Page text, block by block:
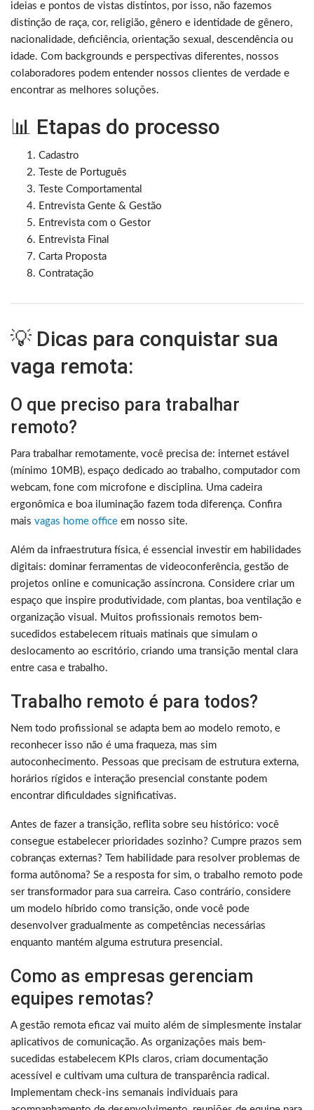
ideias e pontos de vistas distintos, por isso, não fazemos
distinção de raça, cor, religião, gênero e identidade de gênero,
nacionalidade, deficiência, orientação sexual, descendência ou
idade. Com backgrounds e perspectivas diferentes, nossos
colaboradores podem entender nossos clientes de verdade e
encontrar as melhores soluções.
📊 Etapas do processo
Cadastro
Teste de Português
Teste Comportamental
Entrevista Gente & Gestão
Entrevista com o Gestor
Entrevista Final
Carta Proposta
Contratação
💡 Dicas para conquistar sua
vaga remota:
O que preciso para trabalhar
remoto?
Para trabalhar remotamente, você precisa de: internet estável
(mínimo 10MB), espaço dedicado ao trabalho, computador com
webcam, fone com microfone e disciplina. Uma cadeira
ergonômica e boa iluminação fazem toda diferença. Confira
mais vagas home office em nosso site.
Além da infraestrutura física, é essencial investir em habilidades
digitais: dominar ferramentas de videoconferência, gestão de
projetos online e comunicação assíncrona. Considere criar um
espaço que inspire produtividade, com plantas, boa ventilação e
organização visual. Muitos profissionais remotos bem-
sucedidos estabelecem rituais matinais que simulam o
deslocamento ao escritório, criando uma transição mental clara
entre casa e trabalho.
Trabalho remoto é para todos?
Nem todo profissional se adapta bem ao modelo remoto, e
reconhecer isso não é uma fraqueza, mas sim
autoconhecimento. Pessoas que precisam de estrutura externa,
horários rígidos e interação presencial constante podem
encontrar dificuldades significativas.
Antes de fazer a transição, reflita sobre seu histórico: você
consegue estabelecer prioridades sozinho? Cumpre prazos sem
cobranças externas? Tem habilidade para resolver problemas de
forma autônoma? Se a resposta for sim, o trabalho remoto pode
ser transformador para sua carreira. Caso contrário, considere
um modelo híbrido como transição, onde você pode
desenvolver gradualmente as competências necessárias
enquanto mantém alguma estrutura presencial.
Como as empresas gerenciam
equipes remotas?
A gestão remota eficaz vai muito além de simplesmente instalar
aplicativos de comunicação. As organizações mais bem-
sucedidas estabelecem KPIs claros, criam documentação
acessível e cultivam uma cultura de transparência radical.
Implementam check-ins semanais individuais para